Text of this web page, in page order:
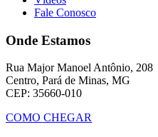
Fale Conosco
Onde Estamos
Rua Major Manoel Antônio, 208
Centro, Pará de Minas, MG
CEP: 35660-010
COMO CHEGAR